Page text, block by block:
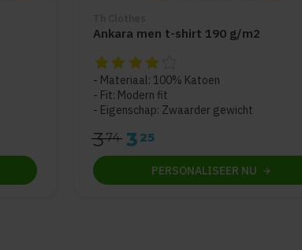
Ankara men t-shirt 190 g/m2
De beoordeling van dit product is
Materiaal: 100% Katoen
Fit: Modern fit
Eigenschap: Zwaarder gewicht
374 3 25
PERSONALISEER NU